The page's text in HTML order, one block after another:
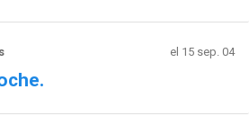
el 15 sep. 04